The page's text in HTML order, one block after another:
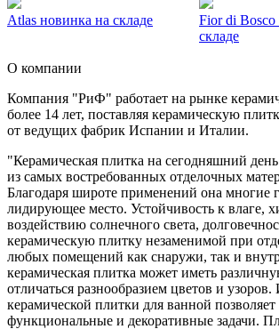
Atlas новинка на складе
Fior di Bosco
складе
О компании
Компания "РиФ" работает на рынке
более 14 лет, поставляя керамическую
от ведущих фабрик Испании и Италии.
"Керамическая плитка на сегодняшний
из самых востребованных отделочных
Благодаря широте применений она многие
лидирующее место. Устойчивость к влаге,
воздействию солнечного света,
керамическую плитку незаменимой при
любых помещений как снаружи, так и
керамическая плитка может иметь
отличаться разнообразием цветов и
керамической плитки для ванной позволяет
функциональные и декоративные задачи.